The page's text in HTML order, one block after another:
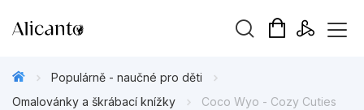
Populárně - naučné pro děti
Omalovánky a škrábací knížky
Coco Wyo - Cozy Cuties